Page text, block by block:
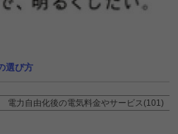
選び方
電力自由化後の電気料金やサービス(101)